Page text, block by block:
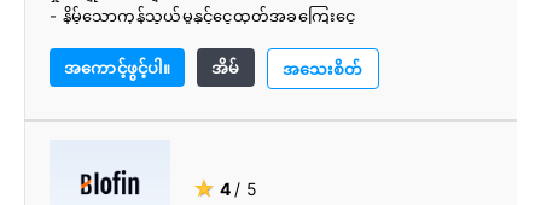
- နိမ့်သောကုန်သွယ်မှုနှင့်ငွေထုတ်အခကြေးငွေ
အကောင့်ဖွင့်ပါ။
အိမ် အသေးစိတ်
★ 4 / 5